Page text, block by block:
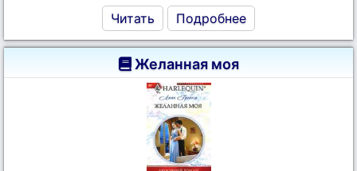
Читать Подробнее
Желанная моя